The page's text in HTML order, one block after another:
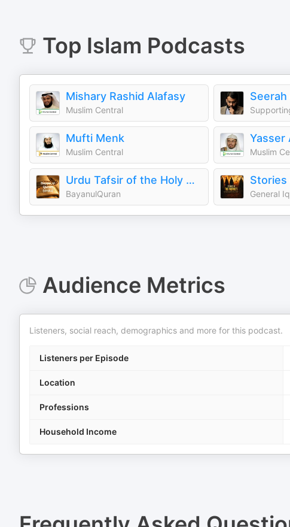
Top Islam Podcasts
Mishary Rashid Alafasy
Muslim Central
Mufti Menk
Muslim Central
Yasser
Muslim
Urdu Tafsir of the Holy Qur'an Tafsir narrated by Dr. Israr Ahmed (r.a.)
BayanulQuran General Iq
Audience Metrics
Listeners, social reach, demographics and more for this podcast.
Listeners per Episode
Location
Professions
Household Income